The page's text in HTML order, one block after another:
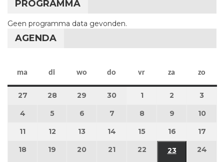
PROGRAMMA
Geen programma data gevonden.
AGENDA
ma maandag
di dinsdag
wo woensdag
do donderdag
vr vrijdag
za zaterdag
zo
27 27 april 2026
28 28 april 2026
29 29 april 2026
30 30 april 2026
11 mei 2026
2 2 mei 2026
3
4 4 mei 2026
55 mei 2026
6 6 mei 2026
7 7 mei 2026
8 8 mei 2026
9 9 mei 2026
10
11 11 mei 2026
12 12 mei 2026
13 13 mei 2026
14 14 mei 2026
15 15 mei 2026
16 16 mei 2026
17
18 18 mei 2026
19 19 mei 2026
20 20 mei 2026
21 21 mei 2026
22 22 mei 2026
2323 mei 2026
24